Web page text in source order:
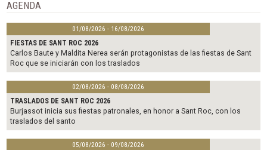
c
e
b
o
o
k
i
t
t
e
r
i
l
AGENDA
01/08/2026 - 16/08/2026
FIESTAS DE SANT ROC 2026
Carlos Baute y Maldita Nerea serán protagonistas de las fiestas de Sant
Roc que se iniciarán con los traslados
02/08/2026 - 08/08/2026
TRASLADOS DE SANT ROC 2026
Burjassot inicia sus fiestas patronales, en honor a Sant Roc, con los
traslados del santo
05/08/2026 - 09/08/2026